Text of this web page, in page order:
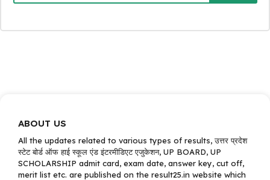
ABOUT US
All the updates related to various types of results, उत्तर प्रदेश
स्टेट बोर्ड ऑफ हाई स्कूल एंड इंटरमीडिएट एजुकेशन, UP BOARD, UP
SCHOLARSHIP admit card, exam date, answer key, cut off,
merit list etc. are published on the result25.in website which